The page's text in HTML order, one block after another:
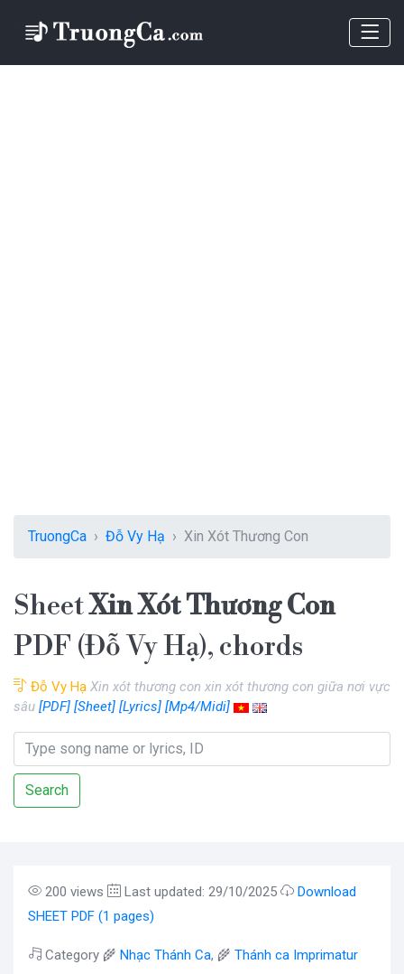
TruongCa Đỗ Vy Hạ Xin Xót Thương Con
SheetXin Xót Thương Con
PDF (Đỗ Vy Hạ), chords
Đỗ Vy Hạ Xin xót thương con xin xót thương con giữa nơi vực
sâu [PDF] [Sheet] [Lyrics] [Mp4/Midi]
Search
200 views Last updated: 29/10/2025
Download
SHEET PDF (1 pages)
Category 🌾 Nhạc Thánh Ca, 🌾 Thánh ca Imprimatur